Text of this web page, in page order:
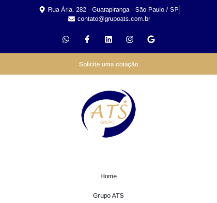
Rua Ária, 282 - Guarapiranga - São Paulo / SP
contato@grupoats.com.br
Solicite uma cotação
Home
Grupo ATS